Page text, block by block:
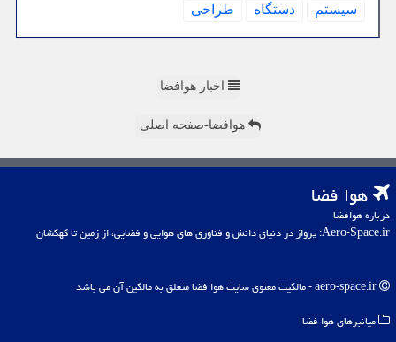
سیستم
دستگاه طراحی
اخبار هوافضا
هوافضا-صفحه اصلی
هوا فضا
درباره هوافضا
Aero-Space.ir: پرواز در دنیای دانش و فناوری های هوایی و فضایی، از زمین تا کهکشان
میانبرهای هوا فضا